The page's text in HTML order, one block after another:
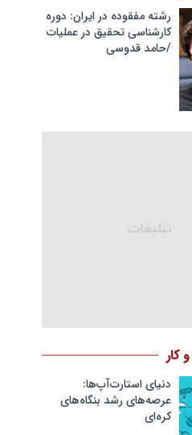
رشته مفقوده در ایران: دوره
کارشناسی تحقیق در عملیات
/حامد قدوسی
کار
دنیای استارت‌آپ‌ها:
عرصه‌های رشد بنگاه‌های
کره‌ای‌